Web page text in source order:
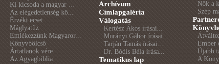
Ki kicsoda a magyar ...
Az elégedetlenség kö...
Érzéki ecset
Máglyatűz
Emlékezzünk Magyaror...
Könyvbölcső
Ártatlanok vére
Az Agyagbiblia
Archívum
Címlapgaléria
Válogatás
Kertész Ákos írásai...
Murányi Gábor írásai...
Tarján Tamás írásai...
Dr. Bódis Béla írása...
Tematikus lap
Nők a
Szép
Ember
Újabb
A